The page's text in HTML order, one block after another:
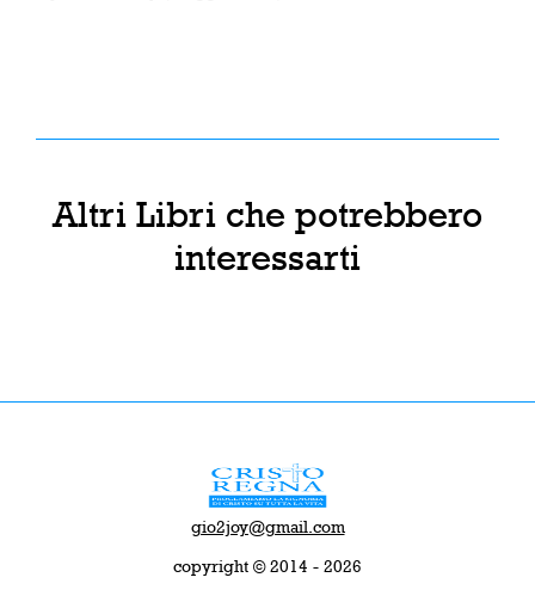
Altri Libri che potrebbero
interessarti
gio2joy@gmail.com
copyright © 2014 - 2026